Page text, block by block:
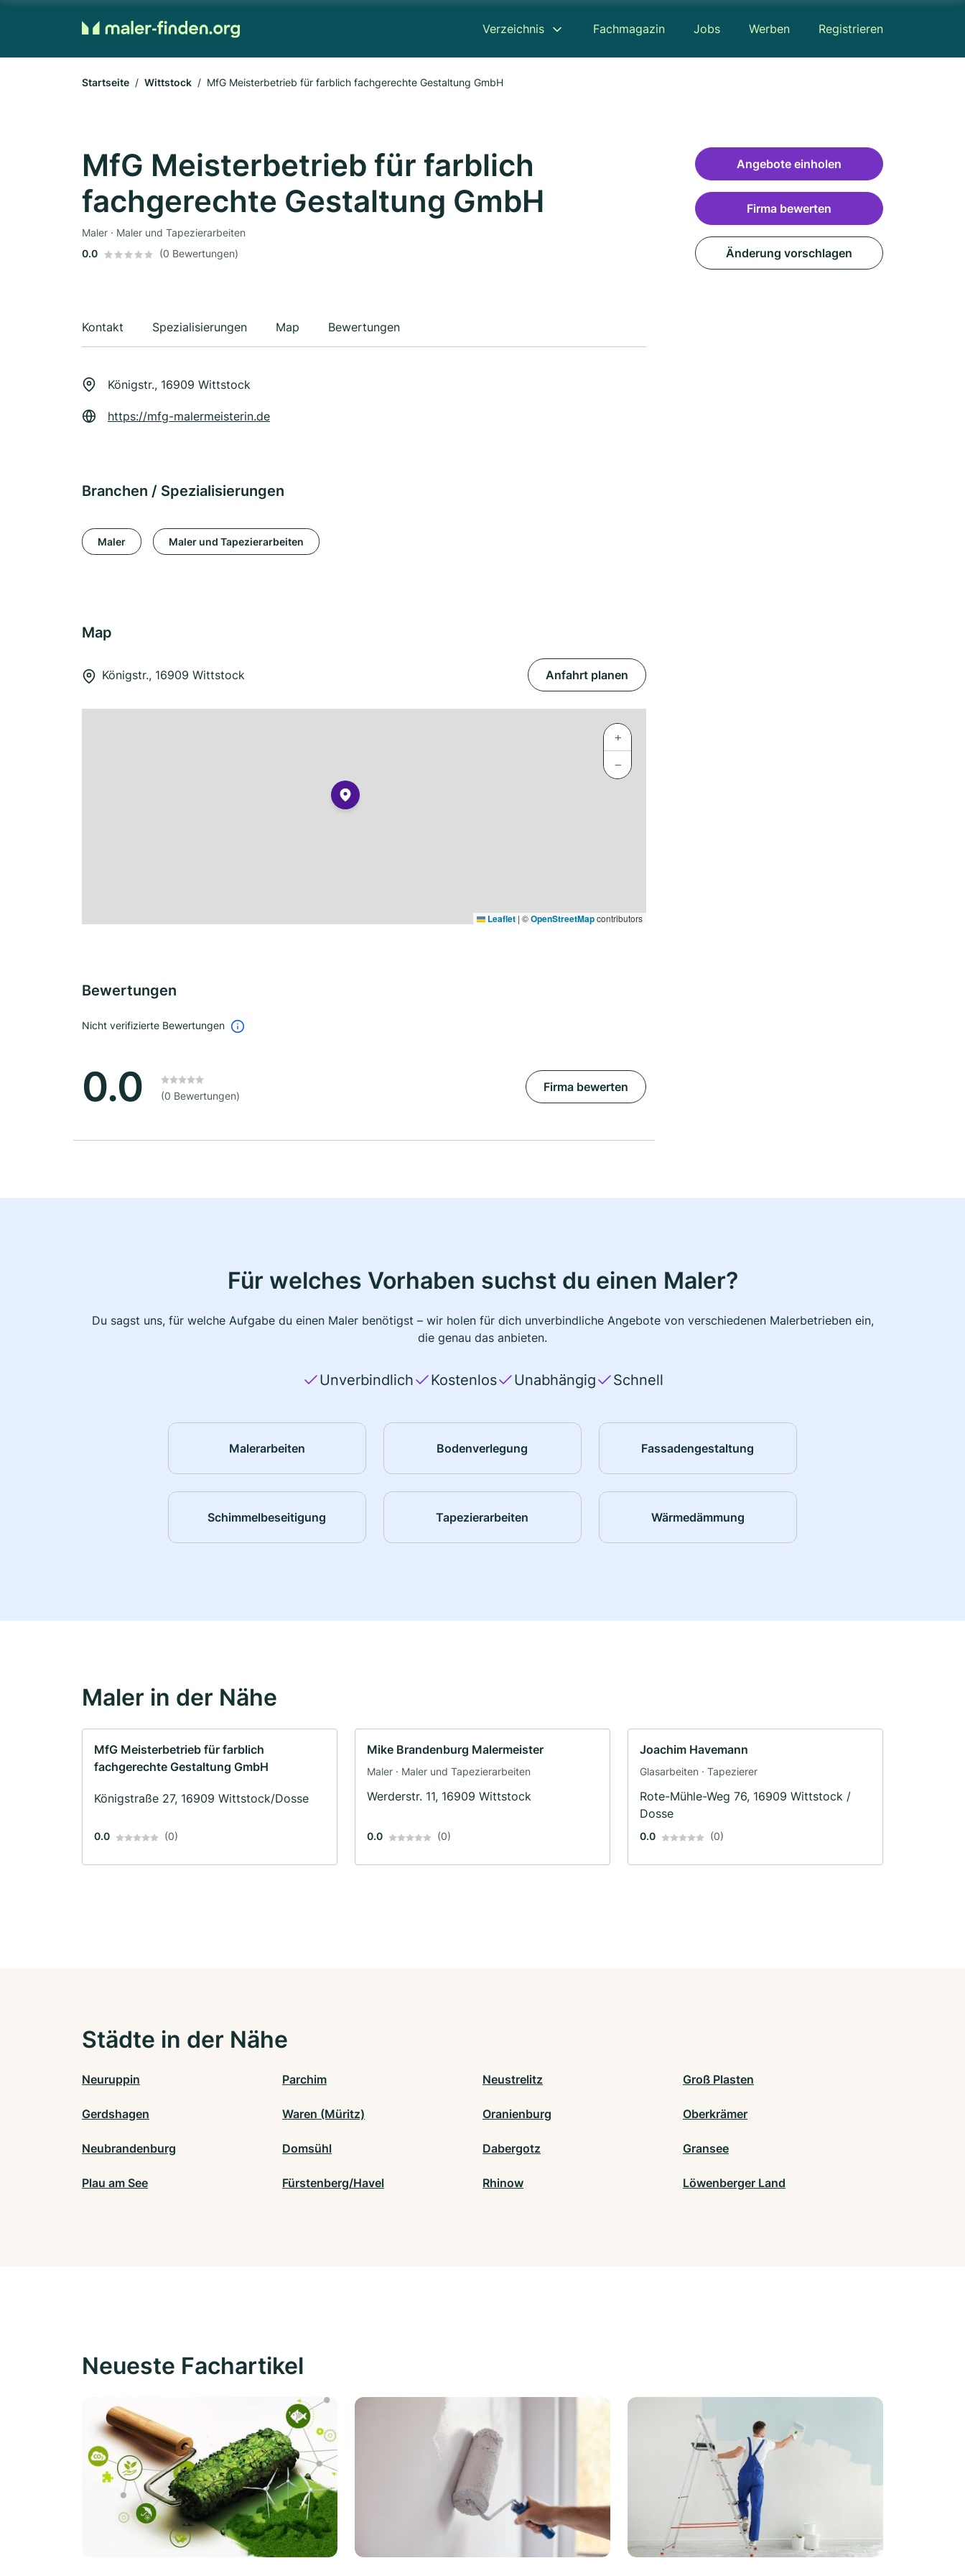
Verzeichnis Fachmagazin Jobs Werben Registrieren
Startseite Wittstock MfG Meisterbetrieb für farblich fachgerechte Gestaltung GmbH
MfG Meisterbetrieb für farblich
fachgerechte Gestaltung GmbH
Maler · Maler und Tapezierarbeiten
0.0
(0 Bewertungen)
Kontakt Spezialisierungen Map Bewertungen
Königstr., 16909 Wittstock
https://mfg-malermeisterin.de
Branchen / Spezialisierungen
Maler Maler und Tapezierarbeiten
Map
Königstr., 16909 Wittstock Anfahrt planen
+
−
Leaflet | ©OpenStreetMapcontributors
Bewertungen
Nicht verifizierte Bewertungen
0.0 (0 Bewertungen)
Firma bewerten
Angebote einholen
Firma bewerten
Änderung vorschlagen
Für welches Vorhaben suchst du einen Maler?
Du sagst uns, für welche Aufgabe du einen Maler benötigst – wir holen für dich unverbindliche Angebote von verschiedenen Malerbetrieben ein,
die genau das anbieten.
Unverbindlich Kostenlos Unabhängig Schnell
Malerarbeiten Bodenverlegung Fassadengestaltung
Schimmelbeseitigung Tapezierarbeiten Wärmedämmung
Maler in der Nähe
MfG Meisterbetrieb für farblich
fachgerechte Gestaltung GmbH
Königstraße 27, 16909 Wittstock/Dosse
0.0 (0)
Mike Brandenburg Malermeister
Maler · Maler und Tapezierarbeiten
Werderstr. 11, 16909 Wittstock
0.0 (0)
Joachim Havemann
Glasarbeiten · Tapezierer
Rote-Mühle-Weg 76, 16909 Wittstock /
Dosse
0.0 (0)
Städte in der Nähe
Neuruppin Parchim Neustrelitz Groß Plasten
Gerdshagen Waren (Müritz) Oranienburg Oberkrämer
Neubrandenburg Domsühl Dabergotz Gransee
Plau am See Fürstenberg/Havel Rhinow Löwenberger Land
Neueste Fachartikel